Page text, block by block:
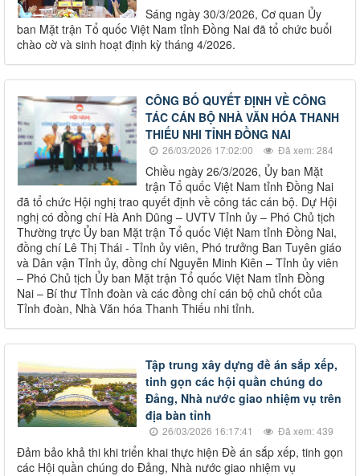
Sáng ngày 30/3/2026, Cơ quan Ủy
ban Mặt trận Tổ quốc Việt Nam tỉnh Đồng Nai đã tổ chức buổi
chào cờ và sinh hoạt định kỳ tháng 4/2026.
CÔNG BỐ QUYẾT ĐỊNH VỀ CÔNG
TÁC CÁN BỘ NHÀ VĂN HÓA THANH
THIẾU NHI TỈNH ĐỒNG NAI
26/03/2026 17:02:00 Đã xem: 284
Chiều ngày 26/3/2026, Ủy ban Mặt
trận Tổ quốc Việt Nam tỉnh Đồng Nai
đã tổ chức Hội nghị trao quyết định về công tác cán bộ. Dự Hội
nghị có đồng chí Hà Anh Dũng – UVTV Tỉnh ủy – Phó Chủ tịch
Thường trực Ủy ban Mặt trận Tổ quốc Việt Nam tỉnh Đồng Nai,
đồng chí Lê Thị Thái - Tỉnh ủy viên, Phó trưởng Ban Tuyên giáo
và Dân vận Tỉnh ủy, đồng chí Nguyễn Minh Kiên – Tỉnh ủy viên
– Phó Chủ tịch Ủy ban Mặt trận Tổ quốc Việt Nam tỉnh Đồng
Nai – Bí thư Tỉnh đoàn và các đồng chí cán bộ chủ chốt của
Tỉnh đoàn, Nhà Văn hóa Thanh Thiếu nhi tỉnh.
Tập trung xây dựng đề án sắp xếp,
tinh gọn các hội quần chúng do
Đảng, Nhà nước giao nhiệm vụ trên
địa bàn tỉnh
26/03/2026 16:17:41 Đã xem: 439
Đảm bảo khả thi khi triển khai thực hiện Đề án sắp xếp, tinh gọn
các Hội quần chúng do Đảng, Nhà nước giao nhiệm vụ